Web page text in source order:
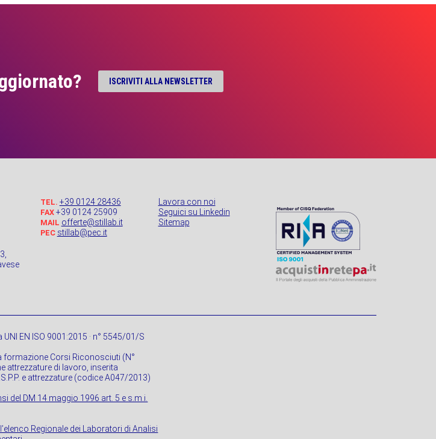
ISCRIVITI ALLA NEWSLETTER
TEL. +39 0124 28436
FAX+39 0124 25909
MAIL offerte@stillab.it
PEC stillab@pec.it
Lavora con noi
Seguici su Linkedin
Sitemap
EN ISO 9001:2015 · n° 5545/01/S
formazione Corsi Riconosciuti (N°
attrezzature di lavoro, inserita
e attrezzature (codice A047/2013)
del DM 14 maggio 1996 art. 5 e s.m.i.
Regionale dei Laboratori di Analisi